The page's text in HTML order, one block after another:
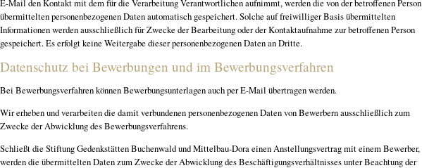
übermittelten personenbezogenen Daten automatisch gespeichert. Solche auf freiwilliger Basis übermittelten
Informationen werden ausschließlich für Zwecke der Bearbeitung oder der Kontaktaufnahme zur betroffenen Person
gespeichert. Es erfolgt keine Weitergabe dieser personenbezogenen Daten an Dritte.
Datenschutz bei Bewerbungen und im Bewerbungsverfahren
Bei Bewerbungsverfahren können Bewerbungsunterlagen auch per E-Mail übertragen werden.
Wir erheben und verarbeiten die damit verbundenen personenbezogenen Daten von Bewerbern ausschließlich zum
Zwecke der Abwicklung des Bewerbungsverfahrens.
Schließt die Stiftung Gedenkstätten Buchenwald und Mittelbau-Dora einen Anstellungsvertrag mit einem Bewerber,
werden die übermittelten Daten zum Zwecke der Abwicklung des Beschäftigungsverhältnisses unter Beachtung der